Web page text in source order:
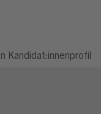
Kandidat:innenprofil